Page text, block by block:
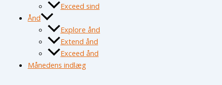
Exceed sind
Ånd
Explore ånd
Extend ånd
Exceed ånd
Månedens indlæg